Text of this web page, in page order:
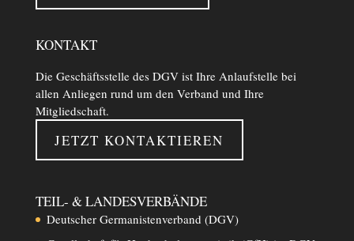
KONTAKT
Die Geschäftsstelle des DGV ist Ihre Anlaufstelle bei
allen Anliegen rund um den Verband und Ihre
Mitgliedschaft.
JETZT KONTAKTIEREN
TEIL- & LANDESVERBÄNDE
Deutscher Germanistenverband (DGV)